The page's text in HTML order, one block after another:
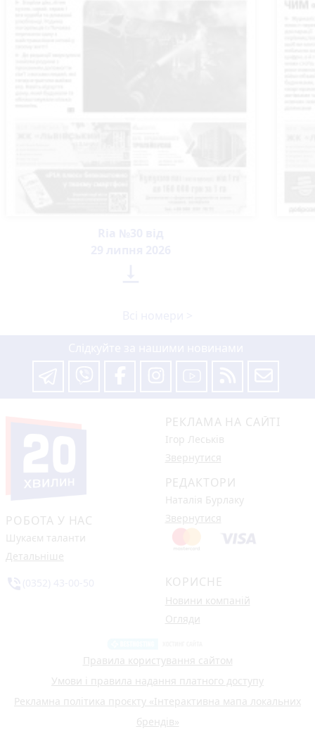
РОБОТА У НАС
Шукаєм таланти
Детальніше
РЕКЛАМА НА САЙТІ
Ігор Леськів
Звернутися
РЕДАКТОРИ
Наталія Бурлаку
Звернутися
КОРИСНЕ
Новини компаній
Огляди
Правила користування сайтом
Умови і правила надання платного доступу
Рекламна політика проєкту «Інтерактивна мапа локальних
брендів»